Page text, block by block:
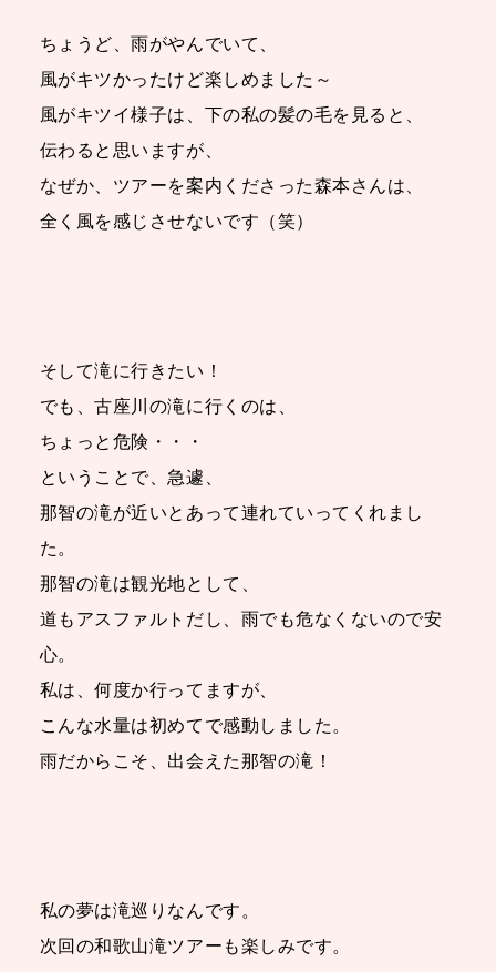
ちょうど、雨がやんでいて、
風がキツかったけど楽しめました～
風がキツイ様子は、下の私の髪の毛を見ると、
伝わると思いますが、
なぜか、ツアーを案内くださった森本さんは、
全く風を感じさせないです（笑）
そして滝に行きたい！
でも、古座川の滝に行くのは、
ちょっと危険・・・
ということで、急遽、
那智の滝が近いとあって連れていってくれまし
た。
那智の滝は観光地として、
道もアスファルトだし、雨でも危なくないので安
心。
私は、何度か行ってますが、
こんな水量は初めてで感動しました。
雨だからこそ、出会えた那智の滝！
私の夢は滝巡りなんです。
次回の和歌山滝ツアーも楽しみです。